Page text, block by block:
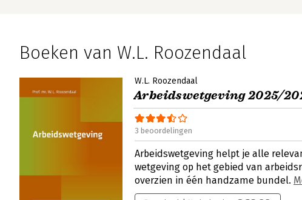
Boeken van W.L. Roozendaal
W.L. Roozendaal
Arbeidswetgeving 2025/
3 beoordelingen
Arbeidswetgeving helpt je alle
wetgeving op het gebied van
overzien in één handzame bundel.